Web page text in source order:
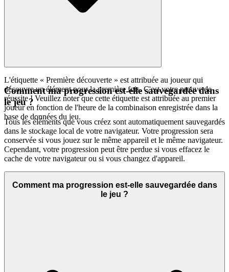
L'étiquette « Première découverte » est attribuée au joueur qui
découvre un élément pour la première fois. C'est votre preuve de
réussite ! Veuillez noter que cette étiquette est attribuée au premier
joueur en fonction de l'heure de la combinaison enregistrée dans la
base de données du jeu.
Comment ma progression est-elle sauvegardée dans
le jeu ?
Tous les éléments que vous créez sont automatiquement sauvegardés
dans le stockage local de votre navigateur. Votre progression sera
conservée si vous jouez sur le même appareil et le même navigateur.
Cependant, votre progression peut être perdue si vous effacez le
cache de votre navigateur ou si vous changez d'appareil.
Comment ma progression est-elle sauvegardée dans
le jeu ?